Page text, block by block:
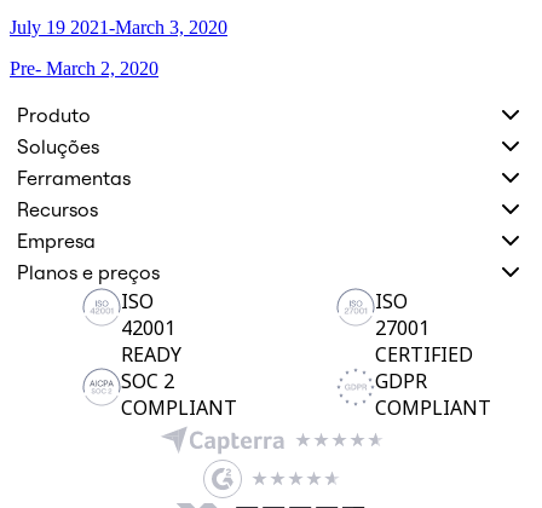
Por segmento de negócios
Pequenas empresas
Por time
Engenharia
Liderança de produto e operações
Operações
Marketing
Por iniciativa estratégica
Sistema operacional de produto
Transformação com IA
July 19 2021-March 3, 2020
Pre- March 2, 2020
Produto
Soluções
Ferramentas
Recursos
Empresa
Planos e preços
ISO
42001
READY
ISO
27001
CERTIFIED
SOC 2
COMPLIANT
GDPR
COMPLIANT